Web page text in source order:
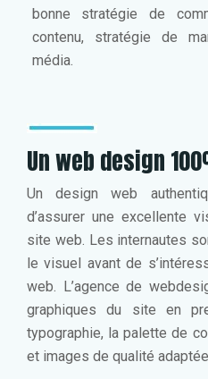
bonne stratégie de
contenu, stratégie de
média.
Un web design
Un design web
d’assurer une excellente
site web. Les internautes
le visuel avant de
web. L’agence de
graphiques du site en
typographie, la palette de
et images de qualité